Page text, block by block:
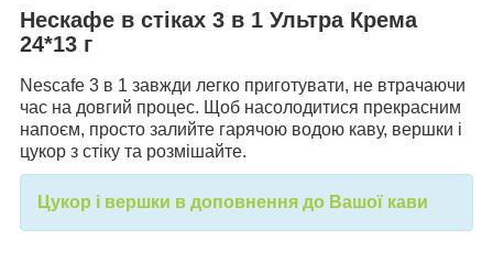
Нескафе в стіках 3 в 1 Ультра Крема
24*13 г
Nescafe 3 в 1 завжди легко приготувати, не втрачаючи
час на довгий процес. Щоб насолодитися прекрасним
напоєм, просто залийте гарячою водою каву, вершки і
цукор з стіку та розмішайте.
Цукор і вершки в доповнення до Вашої кави